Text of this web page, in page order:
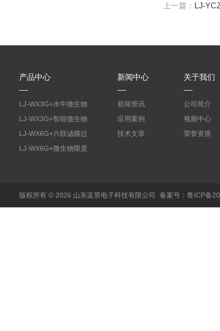
上一篇： LJ-
产品中心
LJ-WX3G+水中微生物
膜过滤装置
LJ-WX3G+智能微生物
限度仪
LJ-WX6G+六联滤膜过
滤器
LJ-WX6G+微生物限度
新闻中心
新闻资讯
应用案例
技术文章
关于我们
公司简介
视频中心
荣誉资质
版权所有 © 2026 山东蓝景电子科技有限公司 备案号：鲁ICP备